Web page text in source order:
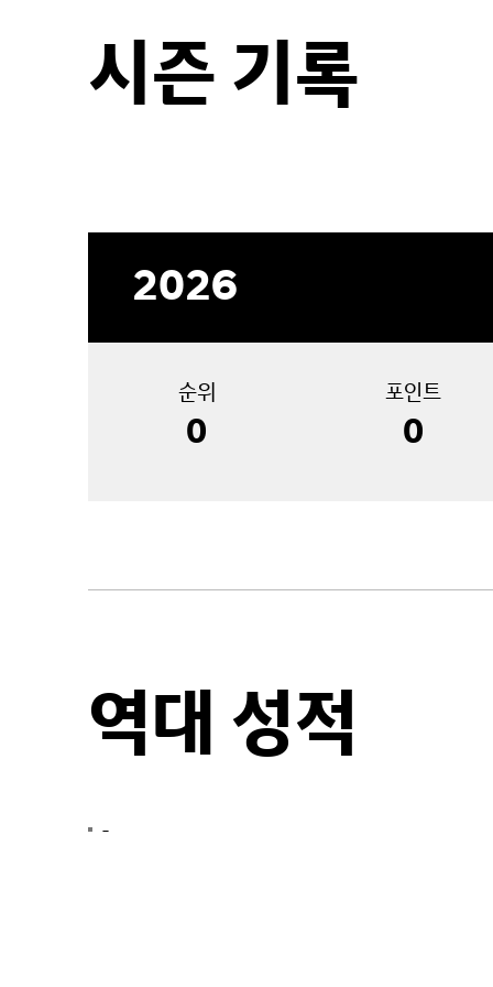
시즌 기록
2026
순위
0
포인트
0
역대 성적
-